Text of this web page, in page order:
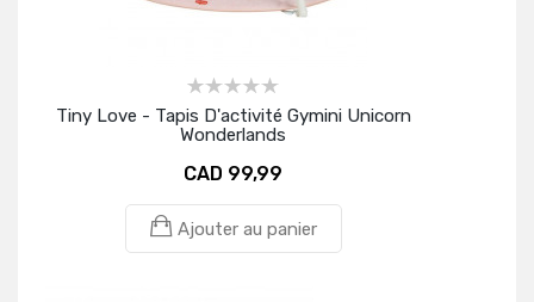
Tiny Love - Tapis D'activité Gymini Unicorn
Wonderlands
CAD 99,99
Ajouter au panier